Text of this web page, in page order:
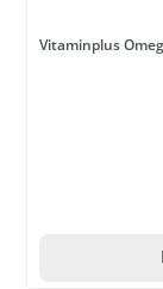
Vitaminplus